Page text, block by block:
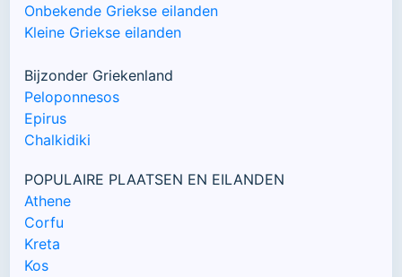
Onbekende Griekse eilanden
Kleine Griekse eilanden
Bijzonder Griekenland
Peloponnesos
Epirus
Chalkidiki
POPULAIRE PLAATSEN EN EILANDEN
Athene
Corfu
Kreta
Kos